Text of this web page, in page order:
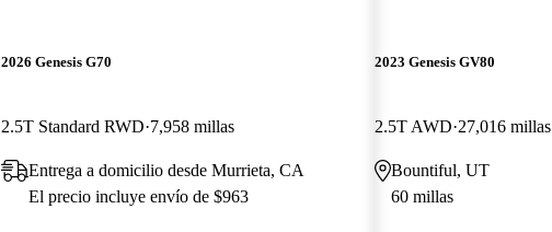
2026 Genesis G70
2.5T Standard RWD 7,958 millas
Entrega a domicilio desde Murrieta, CA
El precio incluye envío de $963
2023 Genesis GV80
2.5T AWD 27,016 millas
Bountiful, UT
60 millas